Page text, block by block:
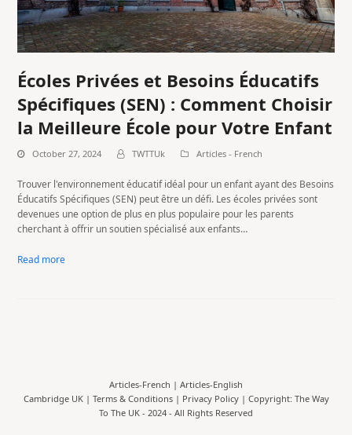
Écoles Privées et Besoins Éducatifs
Spécifiques (SEN) : Comment Choisir
la Meilleure École pour Votre Enfant
October 27, 2024 TWTTUk Articles - French
Trouver l'environnement éducatif idéal pour un enfant ayant des Besoins
Éducatifs Spécifiques (SEN) peut être un défi. Les écoles privées sont
devenues une option de plus en plus populaire pour les parents
cherchant à offrir un soutien spécialisé aux enfants…
Read more
Articles-French | Articles-English
Cambridge UK | Terms & Conditions| Privacy Policy| Copyright: The Way
To The UK - 2024 - All Rights Reserved